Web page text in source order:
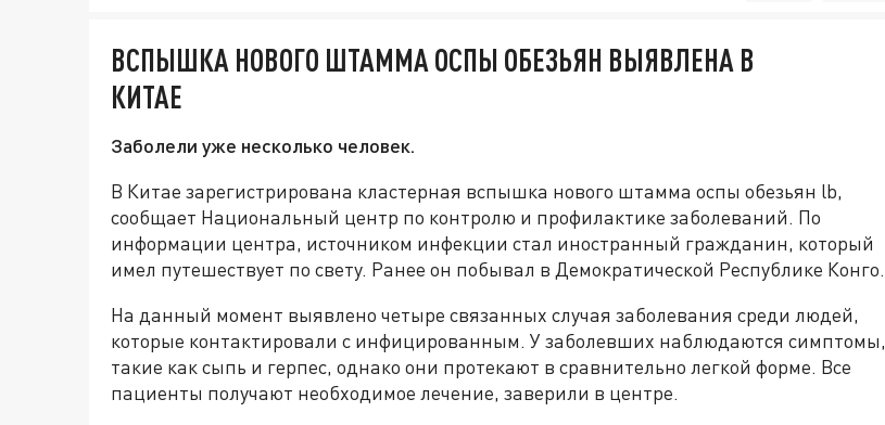
ВСПЫШКА НОВОГО ШТАММА ОСПЫ ОБЕЗЬЯН ВЫЯВЛЕНА В
КИТАЕ
Заболели уже несколько человек.
В Китае зарегистрирована кластерная вспышка нового штамма оспы обезьян lb,
сообщает Национальный центр по контролю и профилактике заболеваний. По
информации центра, источником инфекции стал иностранный гражданин, который
имел путешествует по свету. Ранее он побывал в Демократической Республике Конго.
На данный момент выявлено четыре связанных случая заболевания среди людей,
которые контактировали с инфицированным. У заболевших наблюдаются симптомы,
такие как сыпь и герпес, однако они протекают в сравнительно легкой форме. Все
пациенты получают необходимое лечение, заверили в центре.